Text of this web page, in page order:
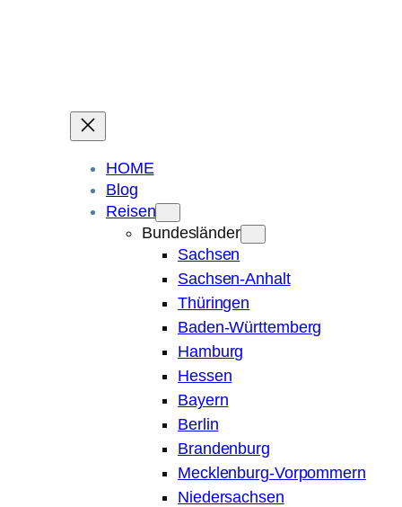
HOME
Blog
Reisen
Bundesländer
Sachsen
Sachsen-Anhalt
Thüringen
Baden-Württemberg
Hamburg
Hessen
Bayern
Berlin
Brandenburg
Mecklenburg-Vorpommern
Niedersachsen